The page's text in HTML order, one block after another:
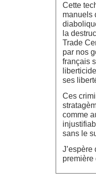
Cette
manuels
la
Trade
par nos
français
ses
Ces
comme
sans le
première